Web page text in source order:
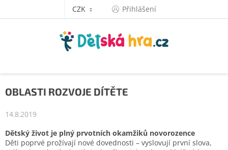
CZK Přihlášení
OBLASTI ROZVOJE DÍTĚTE
14.8.2019
Dětský život je plný prvotních okamžiků novorozence
Děti poprvé prožívají nové dovednosti – vyslovují první slova,